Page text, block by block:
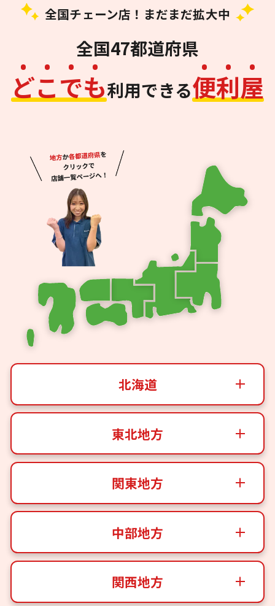
全国チェーン店！まだまだ拡大中
全国47都道府県
どこでも利用できる便利屋
北海道
東北地方
関東地方
中部地方
関西地方